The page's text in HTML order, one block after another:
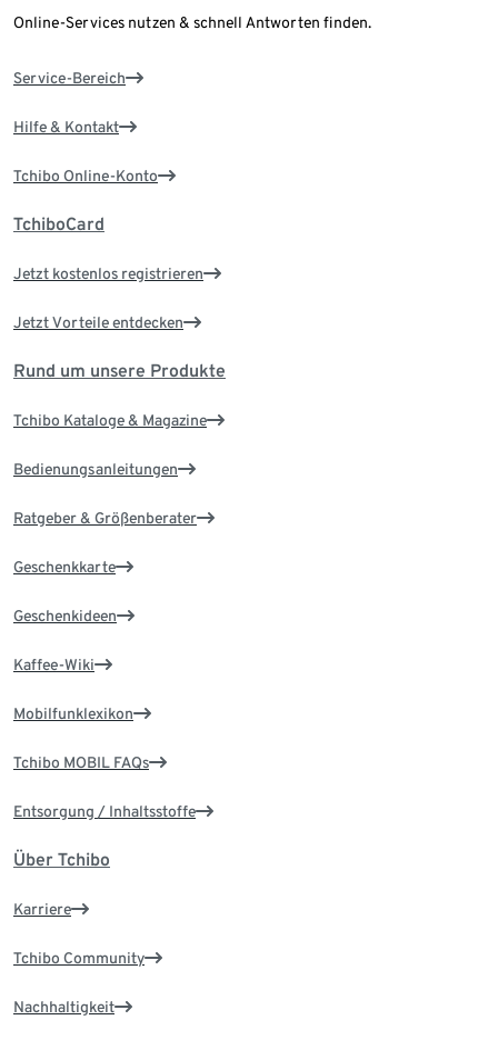
Online-Services nutzen & schnell Antworten finden.
Service-Bereich
Hilfe & Kontakt
Tchibo Online-Konto
TchiboCard
Jetzt kostenlos registrieren
Jetzt Vorteile entdecken
Rund um unsere Produkte
Tchibo Kataloge & Magazine
Bedienungsanleitungen
Ratgeber & Größenberater
Geschenkkarte
Geschenkideen
Kaffee-Wiki
Mobilfunklexikon
Tchibo MOBIL FAQs
Entsorgung / Inhaltsstoffe
Über Tchibo
Karriere
Tchibo Community
Nachhaltigkeit